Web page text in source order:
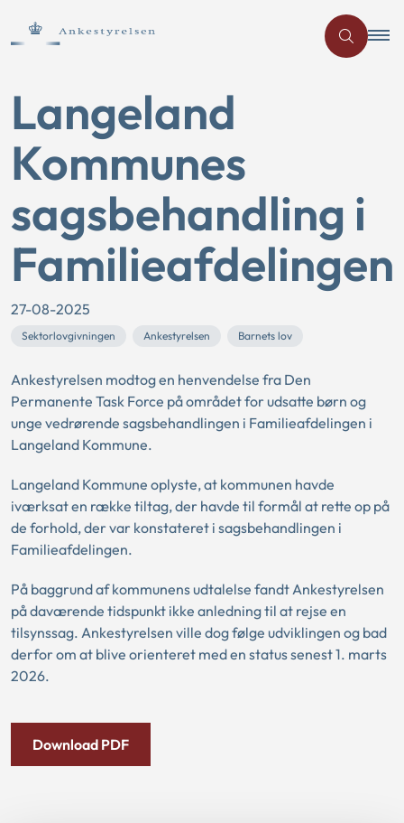
Langeland
Kommunes
sagsbehandling i
Familieafdelingen
27-08-2025
Sektorlovgivningen Ankestyrelsen Barnets lov
Ankestyrelsen modtog en henvendelse fra Den
Permanente Task Force på området for udsatte børn og
unge vedrørende sagsbehandlingen i Familieafdelingen i
Langeland Kommune.
Langeland Kommune oplyste, at kommunen havde
iværksat en række tiltag, der havde til formål at rette op på
de forhold, der var konstateret i sagsbehandlingen i
Familieafdelingen.
På baggrund af kommunens udtalelse fandt Ankestyrelsen
på daværende tidspunkt ikke anledning til at rejse en
tilsynssag. Ankestyrelsen ville dog følge udviklingen og bad
derfor om at blive orienteret med en status senest 1. marts
2026.
Download PDF